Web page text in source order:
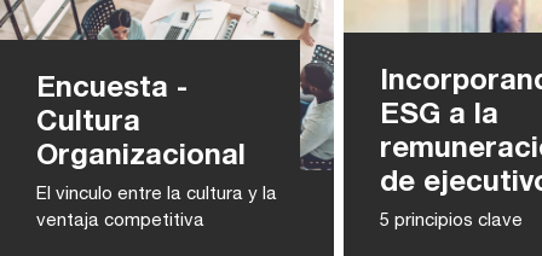
Encuesta -
Cultura
Organizacional
El vinculo entre la cultura y la
ventaja competitiva
ESG a la
de
5 principios clave